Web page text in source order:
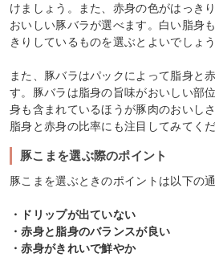
けましょう。また、赤身の色がはっき
おいしい豚バラが選べます。白い脂身
きりしているものを選ぶとよいでしょう
また、豚バラはパックによって脂身と
す。豚バラは脂身の旨味がおいしい部
身も含まれているほうが豚肉のおいし
脂身と赤身の比率にも注目してみてくだ
豚こまを選ぶ際のポイント
豚こまを選ぶときのポイントは以下の通
・ドリップが出ていない
・赤身と脂身のバランスが良い
・赤身がきれいで鮮やか